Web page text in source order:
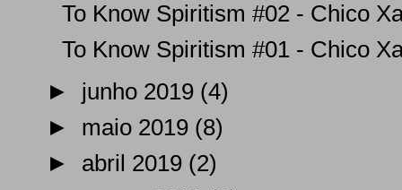
To Know Spiritism #02 - Chico
To Know Spiritism #01 - Chico
► junho 2019 (4)
► maio 2019 (8)
► abril 2019 (2)